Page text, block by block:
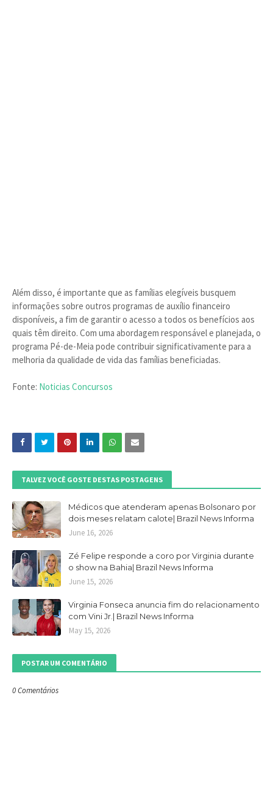
Além disso, é importante que as famílias elegíveis busquem
informações sobre outros programas de auxílio financeiro
disponíveis, a fim de garantir o acesso a todos os benefícios aos
quais têm direito. Com uma abordagem responsável e planejada, o
programa Pé-de-Meia pode contribuir significativamente para a
melhoria da qualidade de vida das famílias beneficiadas.
Fonte: Noticias Concursos
TALVEZ VOCÊ GOSTE DESTAS POSTAGENS
Médicos que atenderam apenas Bolsonaro por
dois meses relatam calote| Brazil News Informa
June 16, 2026
Zé Felipe responde a coro por Virginia durante
o show na Bahia| Brazil News Informa
June 15, 2026
Virginia Fonseca anuncia fim do relacionamento
com Vini Jr.| Brazil News Informa
May 15, 2026
POSTAR UM COMENTÁRIO
0 Comentários